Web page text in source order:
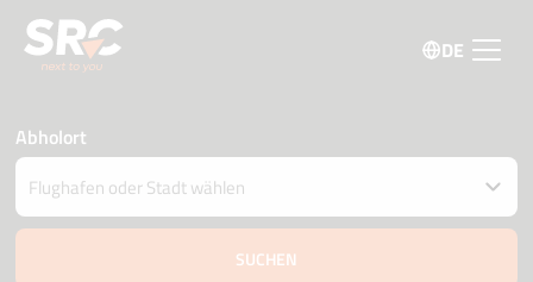
DE
Abholort
Fahrzeug an einem anderen Ort abgeben